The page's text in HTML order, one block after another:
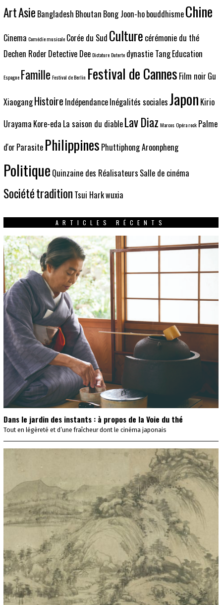
ArtAsie Bangladesh Bhoutan Bong Joon-hobouddhismeChine
Cinema Comédie musicale Corée du Sud Culture cérémonie du thé
Dechen Roder Detective Dee Dictature Duterte dynastie TangEducation
Espagne Famille Festival de Berlin Festival de Cannes Film noir Gu
XiaogangHistoire IndépendanceInégalités socialesJapon Kirio
Urayama Kore-eda La saison du diableLav Diaz Marcos Opéra rock Palme
d'or Parasite Philippines Phuttiphong Aroonpheng
Politique Quinzaine des Réalisateurs Salle de cinéma
Sociététradition Tsui Harkwuxia
ARTICLES RÉCENTS
Dans le jardin des instants : à propos de la Voie du thé
Tout en légèreté et d’une fraîcheur dont le cinéma japonais